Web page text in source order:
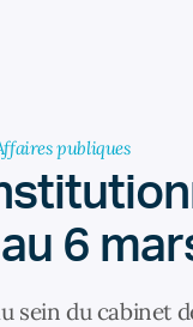
publiques
6
sein du cabinet